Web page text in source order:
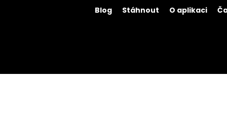
Blog Stáhnout O aplikaci